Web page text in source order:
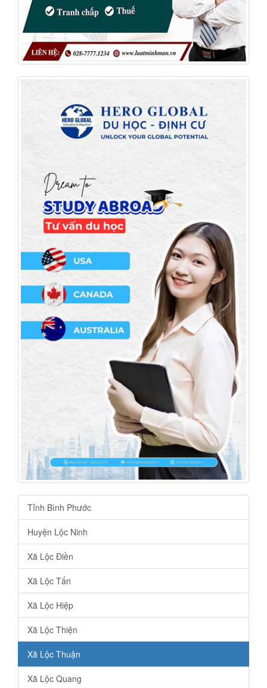
Tỉnh Bình Phước
Huyện Lộc Ninh
Xã Lộc Điền
Xã Lộc Tấn
Xã Lộc Hiệp
Xã Lộc Thiện
Xã Lộc Thuận
Xã Lộc Quang